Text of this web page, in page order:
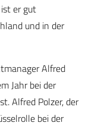
er gut
und in der
Alfred
Jahr bei der
Alfred Polzer, der
bei der